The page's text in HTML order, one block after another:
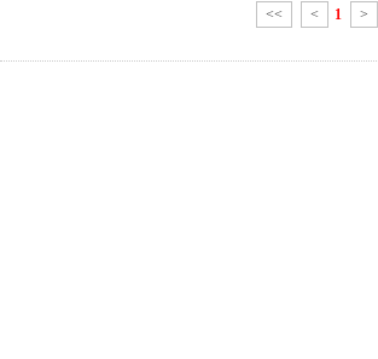
<< < 1 >